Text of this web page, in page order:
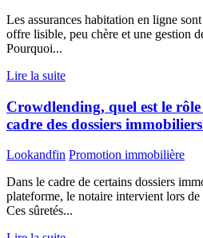
Les assurances habitation en ligne
offre lisible, peu chère et une gestion
Pourquoi...
Lire la suite
Crowdlending, quel est le
cadre des dossiers
Lookandfin Promotion immobilière
Dans le cadre de certains dossiers
plateforme, le notaire intervient lors de
Ces sûretés...